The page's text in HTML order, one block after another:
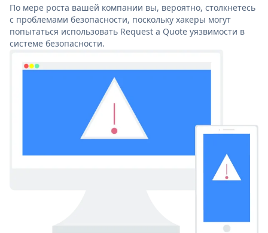
По мере роста вашей компании вы, вероятно, столкнетесь
с проблемами безопасности, поскольку хакеры могут
попытаться использовать Request a Quote уязвимости в
системе безопасности.